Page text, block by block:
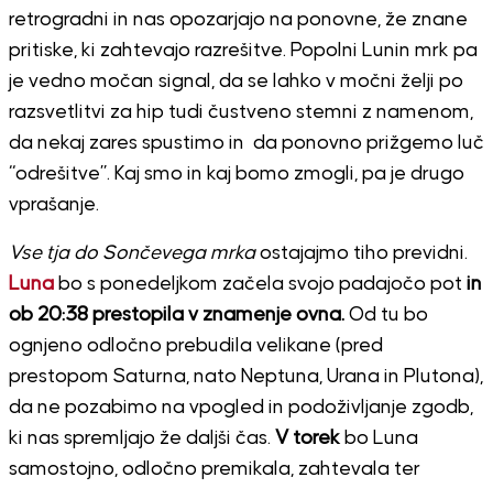
retrogradni in nas opozarjajo na ponovne, že znane
pritiske, ki zahtevajo razrešitve. Popolni Lunin mrk pa
je vedno močan signal, da se lahko v močni želji po
razsvetlitvi za hip tudi čustveno stemni z namenom,
da nekaj zares spustimo in da ponovno prižgemo luč
“odrešitve”. Kaj smo in kaj bomo zmogli, pa je drugo
vprašanje.
Vse tja do Sončevega mrkaostajajmo tiho previdni.
Lunabo s ponedeljkom začela svojo padajočo pot in
ob 20:38 prestopila v znamenje ovna.Od tu bo
ognjeno odločno prebudila velikane (pred
prestopom Saturna, nato Neptuna, Urana in Plutona),
da ne pozabimo na vpogled in podoživljanje zgodb,
ki nas spremljajo že daljši čas. V torekbo Luna
samostojno, odločno premikala, zahtevala ter